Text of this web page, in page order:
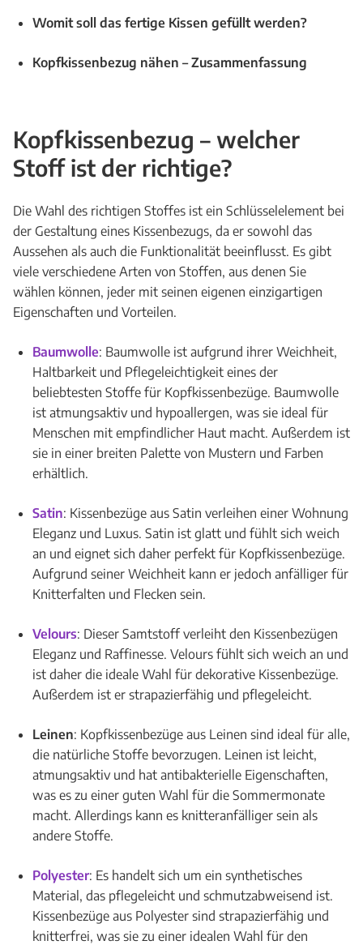
Womit soll das fertige Kissen gefüllt werden?
Kopfkissenbezug nähen – Zusammenfassung
Kopfkissenbezug – welcher
Stoff ist der richtige?
Die Wahl des richtigen Stoffes ist ein Schlüsselelement bei
der Gestaltung eines Kissenbezugs, da er sowohl das
Aussehen als auch die Funktionalität beeinflusst. Es gibt
viele verschiedene Arten von Stoffen, aus denen Sie
wählen können, jeder mit seinen eigenen einzigartigen
Eigenschaften und Vorteilen.
Baumwolle: Baumwolle ist aufgrund ihrer Weichheit,
Haltbarkeit und Pflegeleichtigkeit eines der
beliebtesten Stoffe für Kopfkissenbezüge. Baumwolle
ist atmungsaktiv und hypoallergen, was sie ideal für
Menschen mit empfindlicher Haut macht. Außerdem ist
sie in einer breiten Palette von Mustern und Farben
erhältlich.
Satin: Kissenbezüge aus Satin verleihen einer Wohnung
Eleganz und Luxus. Satin ist glatt und fühlt sich weich
an und eignet sich daher perfekt für Kopfkissenbezüge.
Aufgrund seiner Weichheit kann er jedoch anfälliger für
Knitterfalten und Flecken sein.
Velours: Dieser Samtstoff verleiht den Kissenbezügen
Eleganz und Raffinesse. Velours fühlt sich weich an und
ist daher die ideale Wahl für dekorative Kissenbezüge.
Außerdem ist er strapazierfähig und pflegeleicht.
Leinen: Kopfkissenbezüge aus Leinen sind ideal für alle,
die natürliche Stoffe bevorzugen. Leinen ist leicht,
atmungsaktiv und hat antibakterielle Eigenschaften,
was es zu einer guten Wahl für die Sommermonate
macht. Allerdings kann es knitteranfälliger sein als
andere Stoffe.
Polyester: Es handelt sich um ein synthetisches
Material, das pflegeleicht und schmutzabweisend ist.
Kissenbezüge aus Polyester sind strapazierfähig und
knitterfrei, was sie zu einer idealen Wahl für den